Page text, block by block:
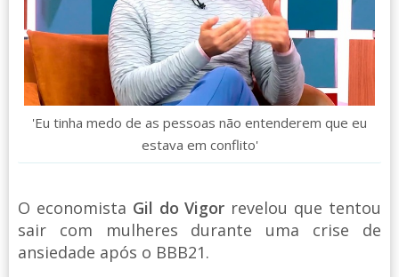
'Eu tinha medo de as pessoas não entenderem que eu
estava em conflito'
O economista Gil do Vigor revelou que tentou
sair com mulheres durante uma crise de
ansiedade após o BBB21.